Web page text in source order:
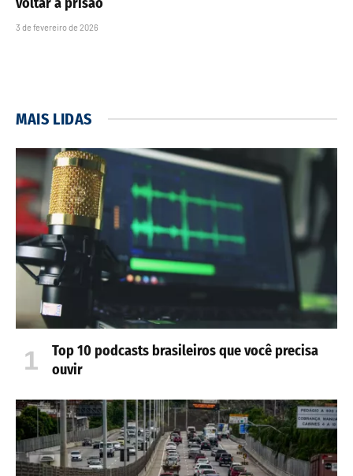
3 de fevereiro de 2026
MAIS LIDAS
Top 10 podcasts brasileiros que você precisa
ouvir